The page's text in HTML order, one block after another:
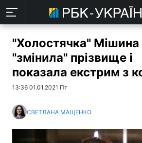
"Холостячка" Мішина
"змінила" прізвище і
показала екстрим з
13:36 01.01.2021 Пт
СВЕТЛАНА МАЩЕНКО